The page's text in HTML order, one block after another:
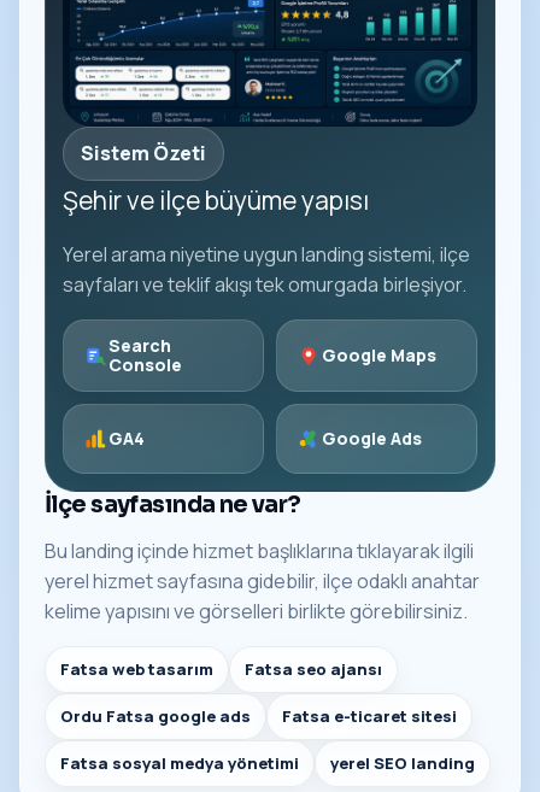
Sistem Özeti
Şehir ve ilçe büyüme yapısı
Yerel arama niyetine uygun landing sistemi, ilçe
sayfaları ve teklif akışı tek omurgada birleşiyor.
Search
Console
Google Maps
GA4 Google Ads
İlçe sayfasında ne var?
Bu landing içinde hizmet başlıklarına tıklayarak ilgili
yerel hizmet sayfasına gidebilir, ilçe odaklı anahtar
kelime yapısını ve görselleri birlikte görebilirsiniz.
Fatsa web tasarım Fatsa seo ajansı
Ordu Fatsa google ads Fatsa e-ticaret sitesi
Fatsa sosyal medya yönetimi yerel SEO landing